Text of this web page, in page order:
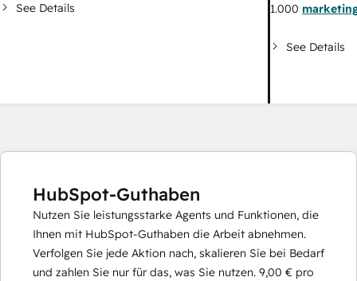
See Details
1.000
See Details
HubSpot-Guthaben
Nutzen Sie leistungsstarke Agents und Funktionen, die
Ihnen mit HubSpot-Guthaben die Arbeit abnehmen.
Verfolgen Sie jede Aktion nach, skalieren Sie bei Bedarf
und zahlen Sie nur für das, was Sie nutzen. 9,00 € pro